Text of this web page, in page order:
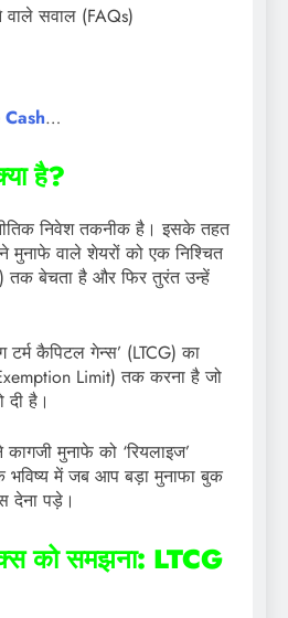
सवाल (FAQs)
Cash…
है?
निवेश तकनीक है। इसके तहत
वाले शेयरों को एक निश्चित
तक बेचता है और फिर तुरंत उन्हें
टर्म कैपिटल गेन्स’ (LTCG) का
Limit) तक करना है जो
है।
मुनाफे को ‘रियलाइज’
भविष्य में जब आप बड़ा मुनाफा बुक
देना पड़े।
को समझना: LTCG